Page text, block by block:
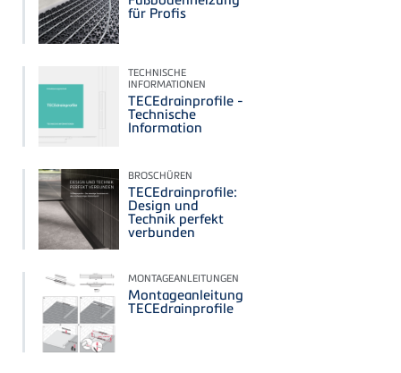
für Profis
TECHNISCHE
INFORMATIONEN
TECEdrainprofile -
Technische
Information
BROSCHÜREN
TECEdrainprofile:
Design und
Technik perfekt
verbunden
MONTAGEANLEITUNGEN
Montageanleitung
TECEdrainprofile